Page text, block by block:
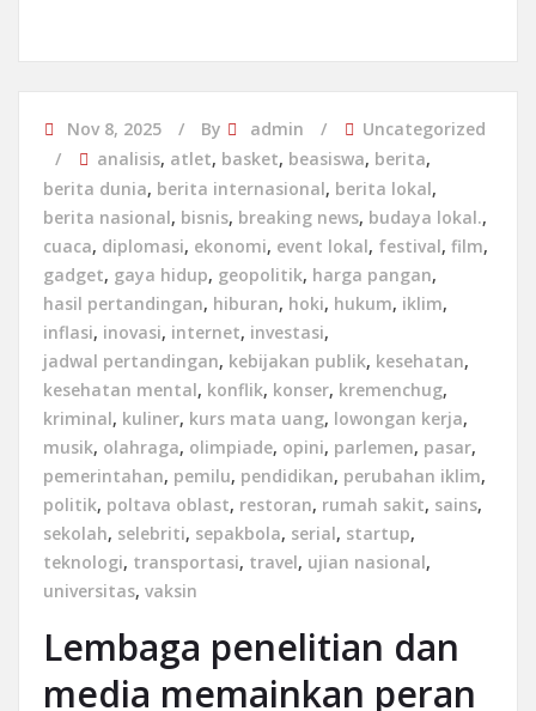
Nov 8, 2025 By admin
Uncategorized
analisis, atlet, basket, beasiswa, berita,
berita dunia, berita internasional, berita lokal,
berita nasional, bisnis, breaking news, budaya lokal.,
cuaca, diplomasi, ekonomi, event lokal, festival, film,
gadget, gaya hidup, geopolitik, harga pangan,
hasil pertandingan, hiburan, hoki, hukum, iklim,
inflasi, inovasi, internet, investasi,
jadwal pertandingan, kebijakan publik, kesehatan,
kesehatan mental, konflik, konser, kremenchug,
kriminal, kuliner, kurs mata uang, lowongan kerja,
musik, olahraga, olimpiade, opini, parlemen, pasar,
pemerintahan, pemilu, pendidikan, perubahan iklim,
politik, poltava oblast, restoran, rumah sakit, sains,
sekolah, selebriti, sepakbola, serial, startup,
teknologi, transportasi, travel, ujian nasional,
universitas, vaksin
Lembaga penelitian dan
media memainkan peran